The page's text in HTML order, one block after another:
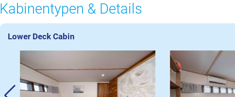
Kabinentypen & Details
Lower Deck Cabin